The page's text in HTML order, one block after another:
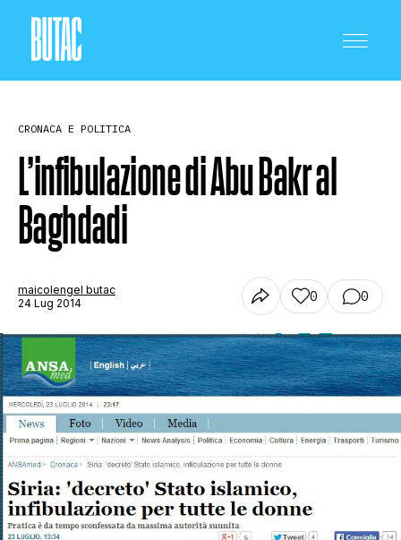
CRONACA E POLITICA
SCIENZA E TECNOLOGIA
SALUTE E MEDICINA
STORIA E CITAZIONI
INTRATTENIMENTO
CRONACA E POLITICA
L’infibulazione di Abu Bakr al
Baghdadi
maicolengel butac
24 Lug 2014
0 0